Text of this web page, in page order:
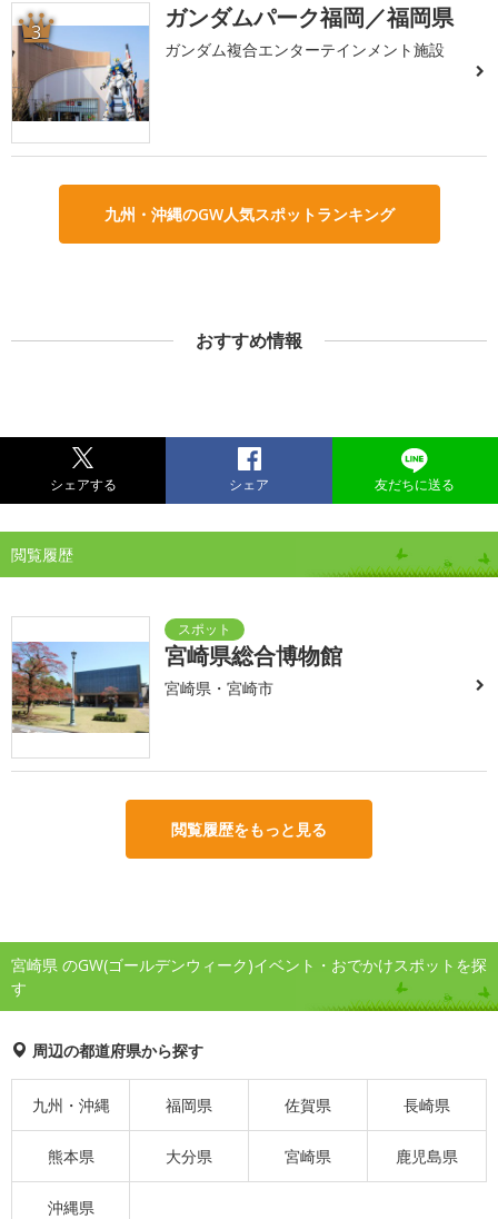
3 ガンダムパーク福岡／福岡県
ガンダム複合エンターテインメント施設
九州・沖縄のGW人気スポットランキング
おすすめ情報
シェアする シェア 友だちに送る
閲覧履歴
宮崎県総合博物館
宮崎県・宮崎市
閲覧履歴をもっと見る
宮崎県 のGW(ゴールデンウィーク)イベント・おでかけスポットを探
す
周辺の都道府県から探す
九州・沖縄 福岡県 佐賀県 長崎県
熊本県 大分県 宮崎県 鹿児島県
沖縄県